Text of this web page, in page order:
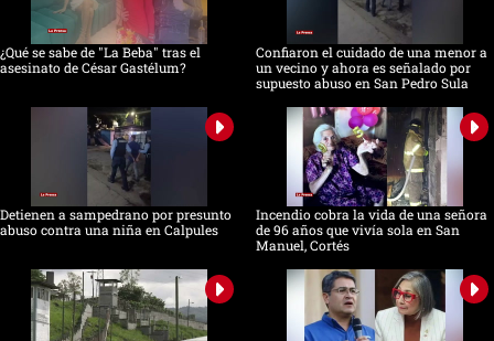
¿Qué se sabe de "La Beba" tras el
asesinato de César Gastélum?
Confiaron el cuidado de una menor a
un vecino y ahora es señalado por
supuesto abuso en San Pedro Sula
Detienen a sampedrano por presunto
abuso contra una niña en Calpules
Incendio cobra la vida de una señora
de 96 años que vivía sola en San
Manuel, Cortés